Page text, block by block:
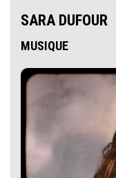
SARA DUFOUR
MUSIQUE